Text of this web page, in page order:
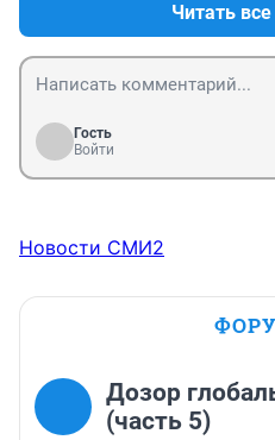
Читать
Гость
Войти
Новости СМИ2
Дозор
(часть 5)